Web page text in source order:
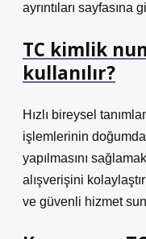
ayrıntıları sayfasına
TC kimlik
kullanılır?
Hızlı bireysel
işlemlerinin
yapılmasını
alışverişini
ve güvenli hizmet